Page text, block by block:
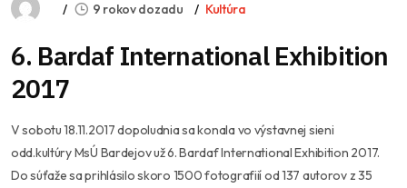
9 rokov dozadu Kultúra
6. Bardaf International Exhibition
2017
V sobotu 18.11.2017 dopoludnia sa konala vo výstavnej sieni
odd.kultúry MsÚ Bardejov už 6. Bardaf International Exhibition 2017.
Do súťaže sa prihlásilo skoro 1500 fotografiií od 137 autorov z 35